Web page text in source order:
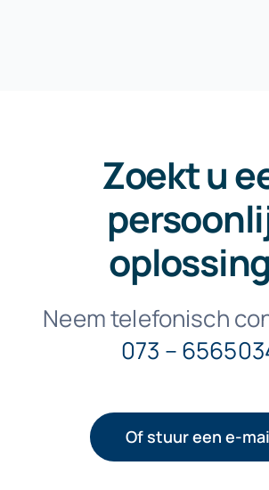
Zoekt u
oplossing
Neem telefonisch
073 –
Of stuur een e-